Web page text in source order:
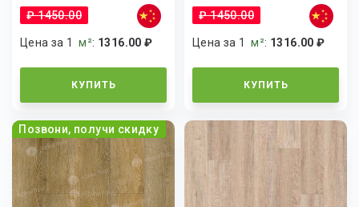
₽ 1450.00
Цена за 1м²: 1316.00 ₽
КУПИТЬ
₽ 1450.00
Цена за 1м²: 1316.00 ₽
КУПИТЬ
Позвони, получи скидку